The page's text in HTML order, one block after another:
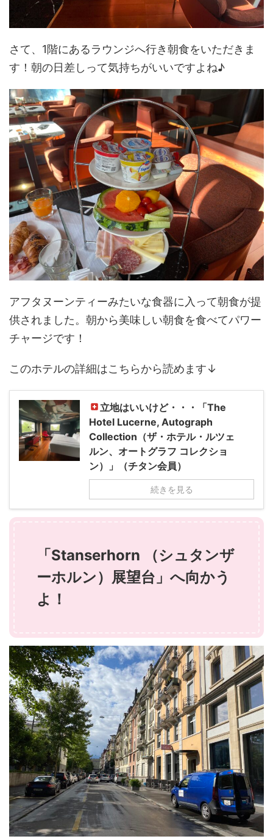
さて、1階にあるラウンジへ行き朝食をいただきま
す！朝の日差しって気持ちがいいですよね♪
アフタヌーンティーみたいな食器に入って朝食が提
供されました。朝から美味しい朝食を食べてパワー
チャージです！
このホテルの詳細はこちらから読めます↓
立地はいいけど・・・「The
Hotel Lucerne, Autograph
Collection（ザ・ホテル・ルツェ
ルン、オートグラフ コレクショ
ン）」（チタン会員）
続きを見る
「Stanserhorn （シュタンザ
ーホルン）展望台」へ向かう
よ！